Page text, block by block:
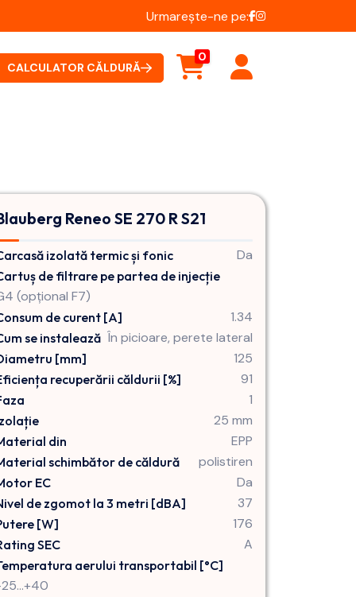
Urmarește-ne pe:
CALCULATOR CĂLDURĂ
0
Reneo SE 270 R S21
izolată termic și fonic Da
de filtrare pe partea de injecție
(opțional F7)
de curent [A] 1.34
se instalează În picioare, perete lateral
[mm] 125
recuperării căldurii [%] 91
1
25 mm
din EPP
schimbător de căldură polistiren
EC Da
de zgomot la 3 metri [dBA] 37
[W] 176
SEC A
aerului transportabil [°C]